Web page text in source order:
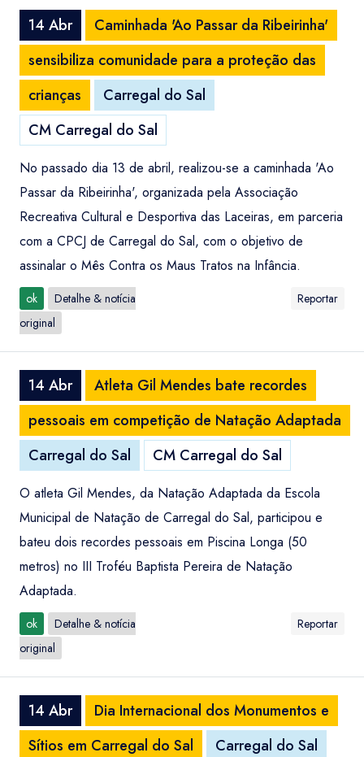
14 Abr
Caminhada 'Ao Passar da Ribeirinha'
sensibiliza comunidade para a proteção das
crianças
Carregal do Sal
CM Carregal do Sal
No passado dia 13 de abril, realizou-se a caminhada 'Ao
Passar da Ribeirinha', organizada pela Associação
Recreativa Cultural e Desportiva das Laceiras, em parceria
com a CPCJ de Carregal do Sal, com o objetivo de
assinalar o Mês Contra os Maus Tratos na Infância.
ok
Detalhe & notícia
original
Reportar
14 Abr
Atleta Gil Mendes bate recordes
pessoais em competição de Natação Adaptada
Carregal do Sal
CM Carregal do Sal
O atleta Gil Mendes, da Natação Adaptada da Escola
Municipal de Natação de Carregal do Sal, participou e
bateu dois recordes pessoais em Piscina Longa (50
metros) no III Troféu Baptista Pereira de Natação
Adaptada.
ok
Detalhe & notícia
original
Reportar
14 Abr
Dia Internacional dos Monumentos e
Sítios em Carregal do Sal
Carregal do Sal